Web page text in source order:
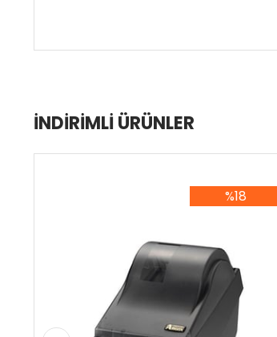
İNDIRIMLI ÜRÜNLER
%18